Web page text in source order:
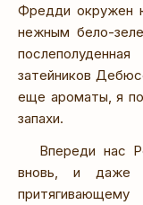
Фредди окружен
нежным бело-
затейников
еще ароматы, я
запахи.
Впереди нас
вновь, и даже